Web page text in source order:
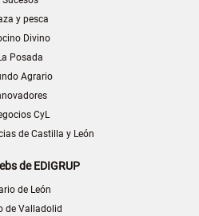
y pesca
Divino
Posada
Agrario
CyL
de Castilla y León
de EDIGRUP
de León
de Valladolid